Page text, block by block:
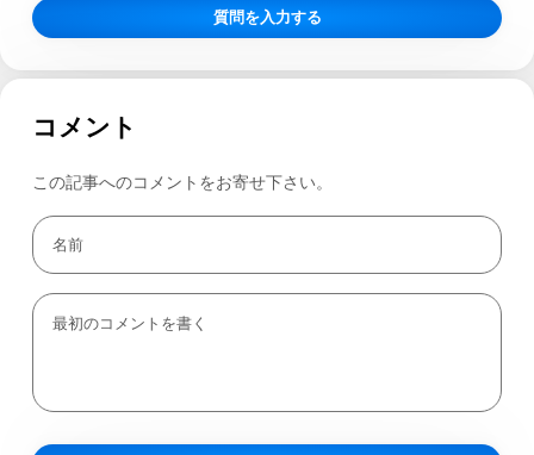
質問を入力する
コメント
この記事へのコメントをお寄せ下さい。